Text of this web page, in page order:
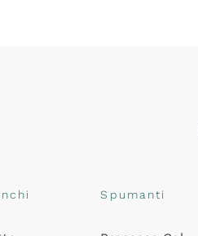
Spumanti